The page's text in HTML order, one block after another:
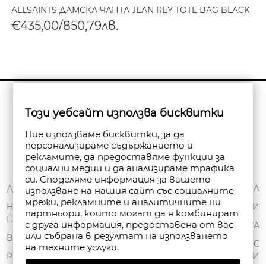
ALLSAINTS ДАМСКА ЧАНТА JEAN REY TOTE BAG BLACK
€435,00/850,79лв.
Абониране
ДОСТАВКА
НАЧИНИ НА
ПЛАЩАНЕ
ВРЪЩАНЕ
РЕКЛАМАЦИИ
ЗА НАС
ОБЩИ УСЛОВИЯ
ПОЛИТИКА ЗА
ПОВЕРИТЕЛНОСТ
FAN POINT CLUB
МОЯТ ПРОФИЛ
ПОРЪЧКИ
ЧАНТА
СПИСЪК С
ЖЕЛАНИ
Този уебсайт използва бисквитки
Ние използваме бисквитки, за да
персонализираме съдържанието и
рекламите, да предоставяме функции за
социални медии и да анализираме трафика
си. Споделяме информация за вашето
използване на нашия сайт със социалните
мрежи, рекламните и аналитичните ни
партньори, които могат да я комбинират
с друга информация, предоставена от вас
или събрана в резултат на използването
на техните услуги.